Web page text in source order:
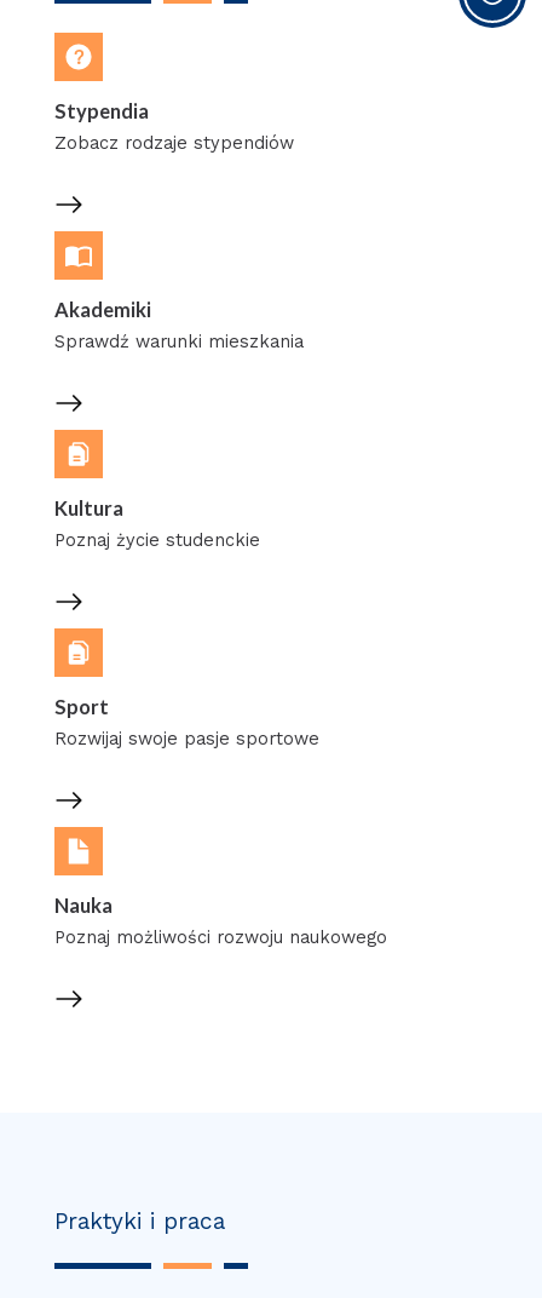
Stypendia
Zobacz rodzaje stypendiów
Akademiki
Sprawdź warunki mieszkania
Kultura
Poznaj życie studenckie
Sport
Rozwijaj swoje pasje sportowe
Nauka
Poznaj możliwości rozwoju naukowego
Praktyki i praca